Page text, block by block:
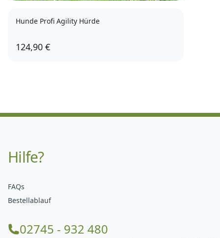
Hunde Profi Agility Hürde
124,90 €
Hilfe?
FAQs
Bestellablauf
02745 - 932 480